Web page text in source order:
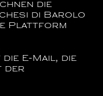
die
di Barolo
Plattform
E-Mail, die
der